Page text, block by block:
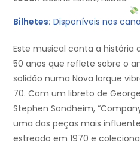
Bilhetes: Disponíveis nos
Este musical conta a história
50 anos que reflete sobre o
solidão numa Nova Iorque
70. Com um libreto de
Stephen Sondheim,
uma das peças mais
estreado em 1970 e